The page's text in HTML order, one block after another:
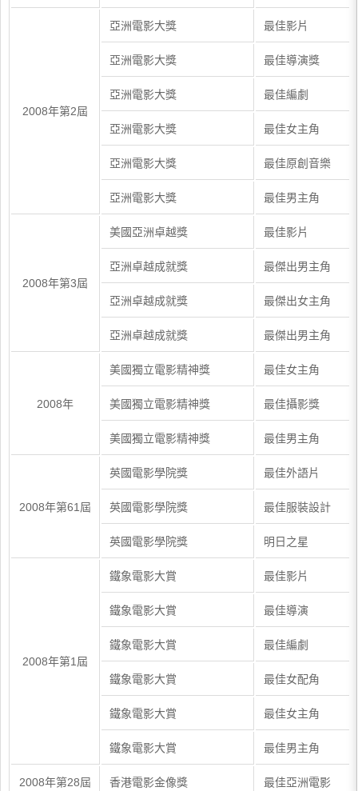
2008年第2屆
亞洲電影大獎 最佳影片
亞洲電影大獎 最佳導演獎
亞洲電影大獎 最佳編劇
亞洲電影大獎 最佳女主角
亞洲電影大獎 最佳原創音樂
亞洲電影大獎 最佳男主角
2008年第3屆
美國亞洲卓越獎 最佳影片
亞洲卓越成就獎 最傑出男主角
亞洲卓越成就獎 最傑出女主角
亞洲卓越成就獎 最傑出男主角
2008年
美國獨立電影精神獎 最佳女主角
美國獨立電影精神獎 最佳攝影獎
美國獨立電影精神獎 最佳男主角
2008年第61屆
英國電影學院獎 最佳外語片
英國電影學院獎 最佳服裝設計
英國電影學院獎 明日之星
2008年第1屆
鐵象電影大賞 最佳影片
鐵象電影大賞 最佳導演
鐵象電影大賞 最佳編劇
鐵象電影大賞 最佳女配角
鐵象電影大賞 最佳女主角
鐵象電影大賞 最佳男主角
2008年第28屆 香港電影金像獎 最佳亞洲電影